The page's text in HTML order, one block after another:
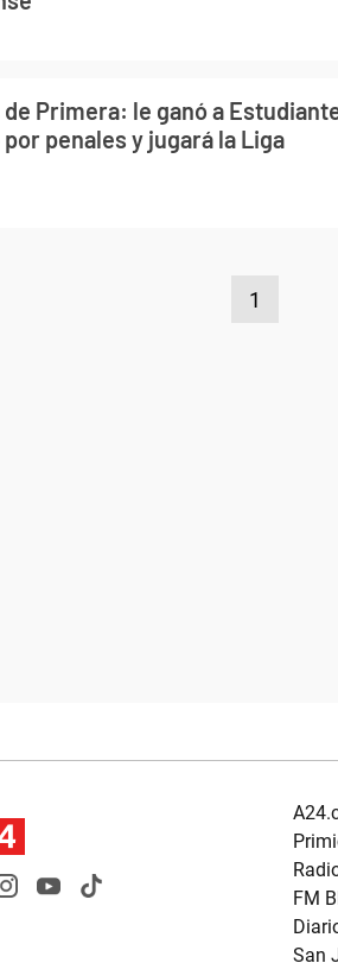
Primera: le ganó a
penales y jugará la Liga
1
FM
San